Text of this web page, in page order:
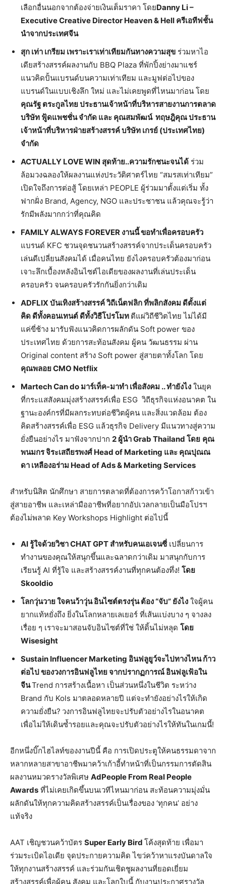
เลือกอื่นนอกจากต้องจ่ายเงินเต็มราคา โดยDanny Li –
Executive Creative Director Heaven & Hell ครีเอทีฟชั้น
นำจากประเทศจีน
สุก เท่า เกรียม เพราะเราเท่าเทียมกันทางความสุข ร่วมหาไอ
เดียสร้างสรรค์ผลงานกับ BBQ Plaza ที่พักปิ้งย่างมาแชร์
แนวคิดปั้นแบรนด์บนความเท่าเทียม และมูฟต่อไปของ
แบรนด์ในแบบเชิงลึก ใหม่ และไม่เคยพูดที่ไหนมาก่อน โดย
คุณรัฐ ตระกูลไทย ประธานเจ้าหน้าที่บริหารสายงานการตลาด
บริษัท ฟู้ดแพชชั่น จำกัด และ คุณสมพัฒน์ ทฤษฎิคุณ ประธาน
เจ้าหน้าที่บริหารฝ่ายสร้างสรรค์ บริษัท เกรย์ (ประเทศไทย)
จำกัด
ACTUALLY LOVE WIN สุดท้าย..ความรักชนะจนได้ ร่วม
ล้อมวงฉลองให้ผลงานแห่งประวัติศาตร์ไทย “สมรสเท่าเทียม”
เปิดใจถึงการต่อสู้ โดยเหล่า PEOPLE ผู้ร่วมมาตั้งแต่เริ่ม ทั้ง
ฟากฝั่ง Brand, Agency, NGO และประชาชน แล้วคุณจะรู้ว่า
รักมีพลังมากกว่าที่คุณคิด
FAMILY ALWAYS FOREVER งานนี้ ขอทำเพื่อครอบครัว
แบรนด์ KFC ชวนจุดชนวนสร้างสรรค์จากประเด็นครอบครัว
เล่นดีเปลี่ยนสังคมได้ เมื่อคนไทย ยังไงครอบครัวต้องมาก่อน
เจาะลึกเบื้องหลังอินไซต์ไอเดียของผลงานที่เล่นประเด็น
ครอบครัว จนครอบครัวรักกันยิ่งกว่าเดิม
ADFLIX บันเทิงสร้างสรรค์ วิถีเน็ตฟลิก ที่พลิกสังคม ดีตั้งแต่
คิด ดีทั้งคอนเทนต์ ดีทั้งวิธีโปรโมท ตีแผ่วิถีชีวิตไทย ไม่ได้มี
แค่ขี่ช้าง มารับฟังแนวคิดการผลักดัน Soft power ของ
ประเทศไทย ด้วยการสะท้อนสังคม ผู้คน วัฒนธรรม ผ่าน
Original content สร้าง Soft power สู่สายตาทั้งโลก โดย
คุณพลอยCMO Netflix
Martech Can do มาร์เท็ค-มาทำ เพื่อสังคม .. ทำยังไง ในยุค
ที่กระแสสังคมมุ่งสร้างสรรค์เพื่อ ESG วิถีธุรกิจแห่งอนาคต ใน
ฐานะองค์กรที่มีผลกระทบต่อชีวิตผู้คน และสิ่งแวดล้อม ต้อง
คิดสร้างสรรค์เพื่อ ESG แล้วธุรกิจ Delivery มีแนวทางสู่ความ
ยั่งยืนอย่างไร มาฟังจากปาก 2 ผู้นำ Grab Thailand โดย คุณ
พนมกร จิระเสถียรพงศ์ Head of Marketing และ คุณปุณณ
ดา เหลืองอร่าม Head of Ads & Marketing Services
สำหรับนิสิต นักศึกษา สายการตลาดที่ต้องการคว้าโอกาสก้าวเข้า
สู่สายอาชีพ และเหล่ามืออาชีพที่อยากอัปเวลกลายเป็นมือโปรฯ
ต้องไม่พลาด Key Workshops Highlight ต่อไปนี้
AI รู้ใจด้วยวิชา CHAT GPT สำหรับคนเอเจนซี่เปลี่ยนการ
ทำงานของคุณให้สนุกขึ้นและฉลาดกว่าเดิม มาสนุกกับการ
เรียนรู้ AI ที่รู้ใจ และสร้างสรรค์งานที่ทุกคนต้องทึ่ง! โดย
Skooldio
โลกวุ่นวาย ใจคนว้าวุ่น อินไซต์ตรงรุ่น ต้อง “จับ” ยังไง ใจผู้คน
ยากแท้หยั่งถึง ยิ่งในโลกหลายเลเยอร์ ที่เส้นแบ่งบาง ๆ จางลง
เรื่อย ๆ เราจะมาสอนจับอินไซต์ที่ใช่ ให้ดิ้นไม่หลุด โดย
Wisesight
Sustain Influencer Marketing อินฟลูยูว์จะไปทางไหน ก้าว
ต่อไป ของวงการอินฟลูไทย จากปรากฏการณ์ อินฟลูเฟ้อใน
จีนTrend การสร้างเนื้อหา เป็นส่วนหนึ่งในชีวิต ระหว่าง
Brand กับ Kols มาตลอดหลายปี แต่จะทำยังอย่างไรให้เกิด
ความยั่งยืน? วงการอินฟลูไทยจะปรับตัวอย่างไรในอนาคต
เพื่อไม่ให้เดินซ้ำรอยและคุณจะปรับตัวอย่างไรให้ทันในเกมนี้!
อีกหนึ่งบิ๊กไฮไลท์ของงานปีนี้ คือ การเปิดประตูให้คนธรรมดาจาก
หลากหลายสาขาอาชีพมาคว้าเก้าอี้ทำหน้าที่เป็นกรรมการตัดสิน
ผลงานหมวดรางวัลพิเศษ AdPeople From Real People
Awards ที่ไม่เคยเกิดขึ้นบนเวทีไหนมาก่อน สะท้อนความมุ่งมั่น
ผลักดันให้ทุกความคิดสร้างสรรค์เป็นเรื่องของ ‘ทุกคน’ อย่าง
แท้จริง
AAT เชิญชวนคว้าบัตร Super Early Bird โค้งสุดท้าย เพื่อมา
ร่วมระเบิดไอเดีย จุดประกายความคิด ไขว่คว้าหาแรงบันดาลใจ
ให้ทุกงานสร้างสรรค์ และร่วมกันเชิดชูผลงานที่ยอดเยี่ยม
สร้างสรรค์เพื่อผู้คน สังคม และโลกใบนี้ กับงานประกาศรางวัล